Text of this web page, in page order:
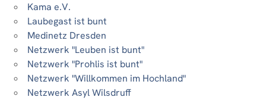
Kama e.V.
Laubegast ist bunt
Medinetz Dresden
Netzwerk "Leuben ist bunt"
Netzwerk "Prohlis ist bunt"
Netzwerk "Willkommen im Hochland"
Netzwerk Asyl Wilsdruff